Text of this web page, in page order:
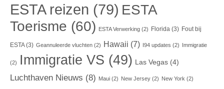
ESTA reizen (79) ESTA
Toerisme (60) ESTA Verwerking (2) Florida (3) Fout bij
ESTA(3) Geannuleerde vluchten (2) Hawaii (7) I94 updates (2) Immigratie
(2) Immigratie VS (49) Las Vegas (4)
Luchthaven Nieuws (8) Maui (2) New Jersey (2) New York (2)